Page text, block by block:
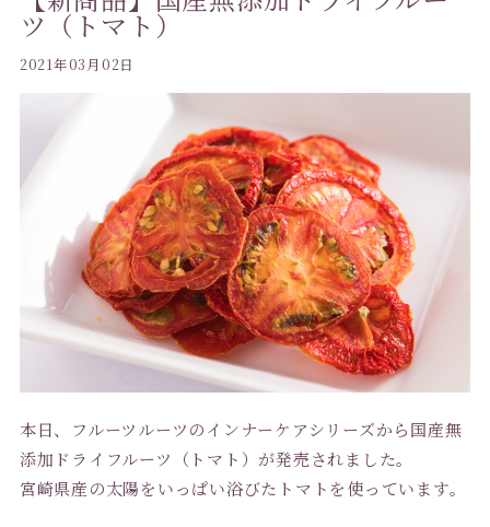
ツ（トマト）
2021年03月02日
本日、フルーツルーツのインナーケアシリーズから国産無
添加ドライフルーツ（トマト）が発売されました。
宮崎県産の太陽をいっぱい浴びたトマトを使っています。